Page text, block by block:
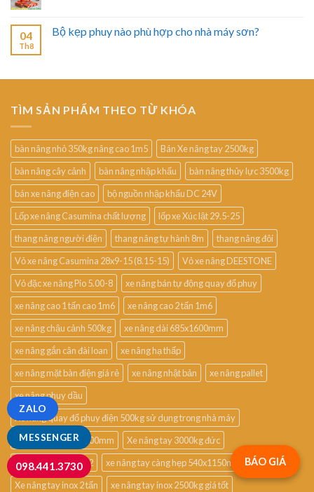
04
Th8
Bộ kẹp phuy nào phù hợp cho nhà máy sơn?
TÌM SẢN PHẨM THEO TỪ KHÓA
bàn nâng nhỏ 350kg nâng cao 1m5
Bán Xe nâng tay 2500kg
bàn nâng cây cảnh
bàn nâng nhập khẩu
bàn nâng thủy lực 3500kg
bán xe nâng điện cao
bộ nguồn nhập khẩu DC 24V
Lốp xe nâng Casumina chất lượng
lốp xe Xúc lật 29.5-25
thang nâng người điện
thang nâng tự hành 8m
thang nâng đôi
Vỏ xe nâng Casumina 28x9-15 (8.15-15)
Vỏ xe nâng DEESTONE
Vỏ đặc xe nâng Pio 5.00-8
xe nâng bán tự động quay đổ phuy
xe nâng cao 1 tấn cao 1m6
xe nâng cao 2 tấn 1m6
xe nâng chậu cảnh 500kg
xe nâng dài 685x1600mm
xe nâng gắn cân đài loan
xe nâng hạ thấp
xe nâng mặt bàn điện giá rẻ
xe nâng nhật bản
xe nâng pallet
xe nâng phuy dầu
Xe nâng quay đổ phuy điện 500kg sử dụng trong nhà máy
xe nâng tay 540x2000mm
Xe nâng tay 3000kg đức
xe nâng tay cao 1m2
xe nâng tay càng hẹp 540x1150mm
Xe nâng tay inox 2 tấn
xe nâng tay inox 2500kg giá tốt
BÁO GIÁ
MESSENGER
ZALO
098.441.3730